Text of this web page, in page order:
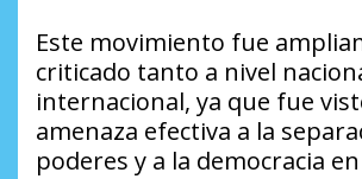
Este movimiento fue
criticado tanto a nivel
internacional, ya que fue
amenaza efectiva a la
poderes y a la democracia